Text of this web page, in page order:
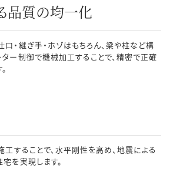
品質の均一化
・継ぎ⼿・ホゾはもちろん、梁や柱など構
ー制御で機械加工することで、精密で正確
することで、水平剛性を高め、地震による
を実現します。